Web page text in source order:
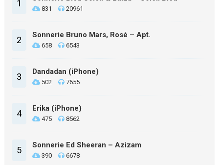
1
831 20961
2 Sonnerie Bruno Mars, Rosé – Apt.
658 6543
3 Dandadan (iPhone)
502 7655
4 Erika (iPhone)
475 8562
5 Sonnerie Ed Sheeran – Azizam
390 6678